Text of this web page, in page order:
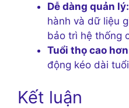
Dễ dàng quản lý:
hành và dữ liệu
bảo trì hệ thống
Tuổi thọ cao
động kéo dài
Kết luận